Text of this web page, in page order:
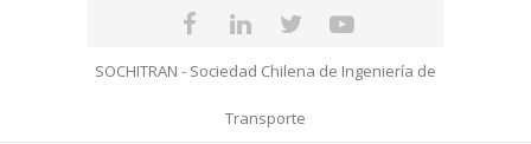
SOCHITRAN - Sociedad Chilena de Ingeniería de
Transporte